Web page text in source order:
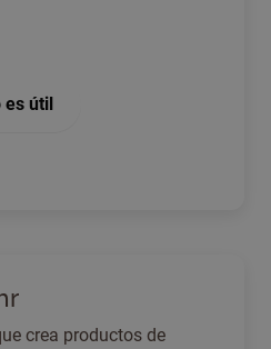
es útil
crea productos de